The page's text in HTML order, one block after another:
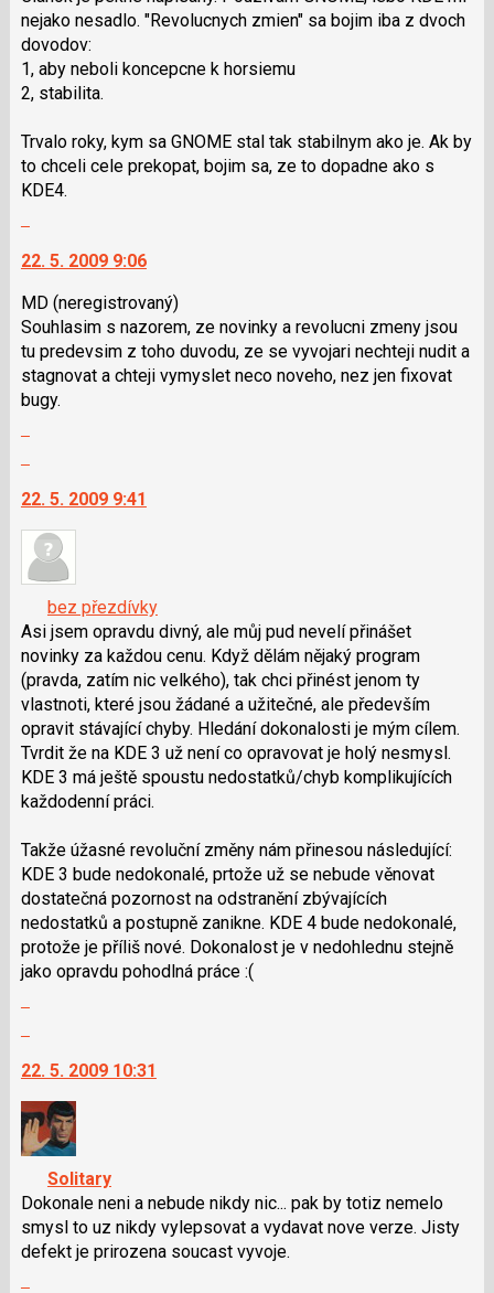
P
pro
předchozí
nový
K
navigaci
lze
použít
i
N
pro
následující
pro
předchozí
nový
názor
nejako nesadlo. "Revolucnych zmien" sa bojim iba z dvoch
dovodov:
1, aby neboli koncepcne k horsiemu
2, stabilita.
Trvalo roky, kym sa GNOME stal tak stabilnym ako je. Ak by
to chceli cele prekopat, bojim sa, ze to dopadne ako s
KDE4.
další
názor.
K
navigaci
lze
použít
pro
následující
a
P
pro
předchozí
nový
názor
22. 5. 2009 9:06
MD (neregistrovaný)
Souhlasim s nazorem, ze novinky a revolucni zmeny jsou
tu predevsim z toho duvodu, ze se vyvojari nechteji nudit a
stagnovat a chteji vymyslet neco noveho, nez jen fixovat
bugy.
další
nový
názor.
navigaci
lze
použít
klávesy
pro
následující
a
pro
předchozí
nový
názor
22. 5. 2009 9:41
bez přezdívky
Asi jsem opravdu divný, ale můj pud nevelí přinášet
novinky za každou cenu. Když dělám nějaký program
(pravda, zatím nic velkého), tak chci přinést jenom ty
vlastnoti, které jsou žádané a užitečné, ale především
opravit stávající chyby. Hledání dokonalosti je mým cílem.
Tvrdit že na KDE 3 už není co opravovat je holý nesmysl.
KDE 3 má ještě spoustu nedostatků/chyb komplikujících
každodenní práci.
Takže úžasné revoluční změny nám přinesou následující:
KDE 3 bude nedokonalé, prtože už se nebude věnovat
dostatečná pozornost na odstranění zbývajících
nedostatků a postupně zanikne. KDE 4 bude nedokonalé,
protože je příliš nové. Dokonalost je v nedohlednu stejně
jako opravdu pohodlná práce :(
další
nový
názor.
K
navigaci
lze
použít
klávesy
22. 5. 2009 10:31
Solitary
Dokonale neni a nebude nikdy nic... pak by totiz nemelo
smysl to uz nikdy vylepsovat a vydavat nove verze. Jisty
defekt je prirozena soucast vyvoje.